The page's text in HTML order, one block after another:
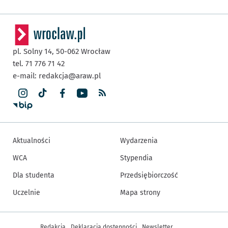
pl. Solny 14, 50-062 Wrocław
tel. 71 776 71 42
e-mail: redakcja@araw.pl
Aktualności
WCA
Dla studenta
Uczelnie
Wydarzenia
Stypendia
Przedsiębiorczość
Mapa strony
Inne informacje